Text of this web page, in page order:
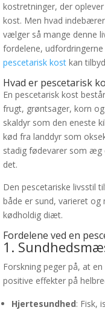
kostretninger, der
kost. Men hvad
vælger så mange denne
fordelene,
pescetarisk kost kan
Hvad er pescetarisk
En pescetarisk kost
frugt, grøntsager, korn
skaldyr som den eneste
kød fra landdyr som
stadig fødevarer som æg
det.
Den pescetariske livsstil
både er sund, varieret
kødholdig diæt.
Fordelene ved en
1.
Forskning peger på, at
positive effekter på
Hjertesundhed: Fisk,